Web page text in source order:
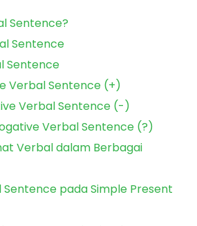
Sentence?
Sentence
Sentence
Verbal Sentence (+)
Verbal Sentence (-)
Verbal Sentence (?)
Verbal dalam Berbagai
Sentence pada Simple Present